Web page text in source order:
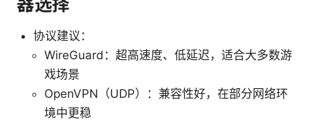
协议建议：
WireGuard：超高速度、低延迟，适合大多数游
戏场景
OpenVPN（UDP）：兼容性好，在部分网络环
境中更稳